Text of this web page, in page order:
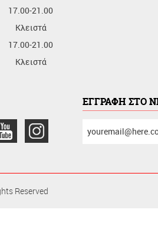
17.00-21.00
Κλειστά
17.00-21.00
Κλειστά
ΕΓΓΡΑΦΗ ΣΤΟ
το
Reserved